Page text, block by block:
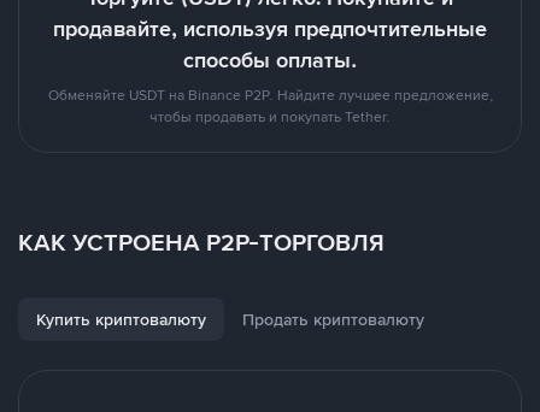
продавайте, используя предпочтительные
способы оплаты.
Обменяйте USDT на Binance P2P. Найдите лучшее предложение,
чтобы продавать и покупать Tether.
КАК УСТРОЕНА P2P-ТОРГОВЛЯ
Купить криптовалюту Продать криптовалюту